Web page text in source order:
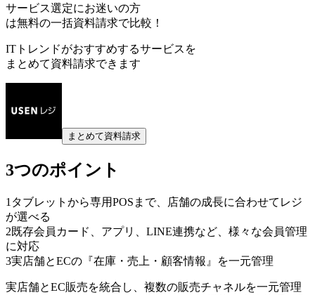
サービス選定にお迷いの方
は無料の一括資料請求で比較！
ITトレンドがおすすめするサービスを
まとめて資料請求できます
まとめて資料請求
3つのポイント
1 タブレットから専用POSまで、店舗の成長に合わせてレジ
が選べる
2既存会員カード、アプリ、LINE連携など、様々な会員管理
に対応
3実店舗とECの『在庫・売上・顧客情報』を一元管理
実店舗とEC販売を統合し、複数の販売チャネルを一元管理